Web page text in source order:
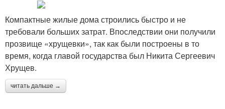
Компактные жилые дома строились быстро и не
требовали больших затрат. Впоследствии они получили
прозвище «хрущевки», так как были построены в то
время, когда главой государства был Никита Сергеевич
Хрущев.
читать дальше →